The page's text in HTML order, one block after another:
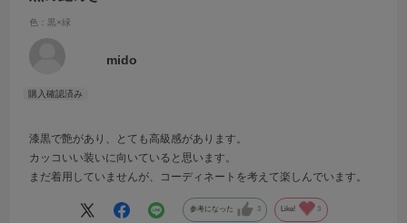
色：黒×緑
mido
漆黒で艶があり、とても高級感があります。
カッコいい装いに向いていると思います。
まだ着用していませんが、コーディネートを考えて楽しんでいます。
参考になった 3 Like! 3